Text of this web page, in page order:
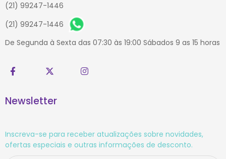
(21) 99247-1446
(21) 99247-1446
De Segunda à Sexta das 07:30 às 19:00 Sábados 9 as 15 horas
Newsletter
Inscreva-se para receber atualizações sobre novidades,
ofertas especiais e outras informações de desconto.